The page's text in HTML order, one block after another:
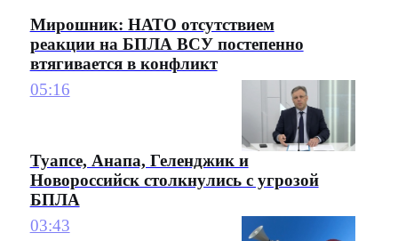
Мирошник: НАТО отсутствием
реакции на БПЛА ВСУ постепенно
втягивается в конфликт
05:16
Туапсе, Анапа, Геленджик и
Новороссийск столкнулись с угрозой
БПЛА
03:43